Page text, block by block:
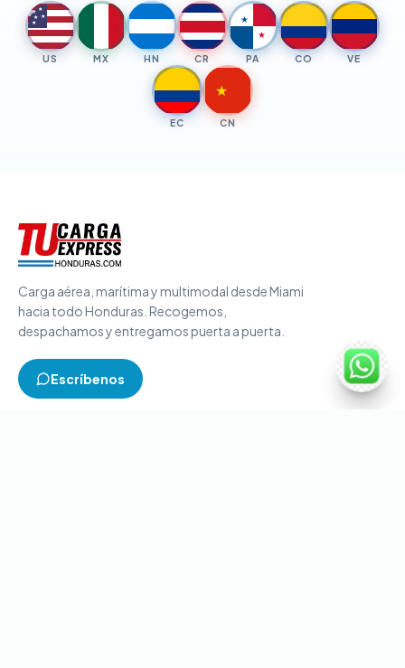
★ ★
★ ★
★
US MX HN CR
★
★
PA CO VE
EC
★
CN
Carga aérea, marítima y multimodal desde Miami
hacia todo Honduras. Recogemos,
despachamos y entregamos puerta a puerta.
Escríbenos